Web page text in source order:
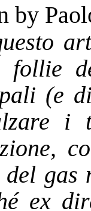
by
(e
i
del gas
ex